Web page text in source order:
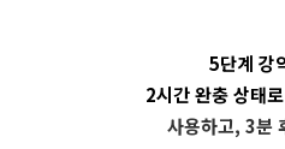
5단계 강
2시간 완충 상태
사용하고, 3분